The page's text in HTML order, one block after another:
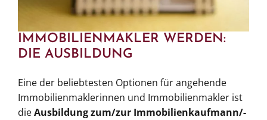
IMMOBILIENMAKLER WERDEN:
DIE AUSBILDUNG
Eine der beliebtesten Optionen für angehende
Immobilienmaklerinnen und Immobilienmakler ist
dieAusbildung zum/zur Immobilienkaufmann/-